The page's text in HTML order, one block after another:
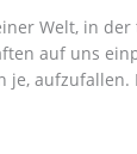
Welt, in der
auf uns
je, aufzufallen.